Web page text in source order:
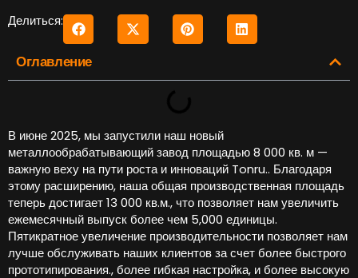
Делиться:
Оглавление
В июне 2025, мы запустили наш новый
металлообрабатывающий завод площадью 8 000 кв. м —
важную веху на пути роста и инноваций Tonru.. Благодаря
этому расширению, наша общая производственная площадь
теперь достигает 13 000 кв.м., что позволяет нам увеличить
ежемесячный выпуск более чем 5,000 единицы.
Пятикратное увеличение производительности позволяет нам
лучше обслуживать наших клиентов за счет более быстрого
прототипирования., более гибкая настройка, и более высокую